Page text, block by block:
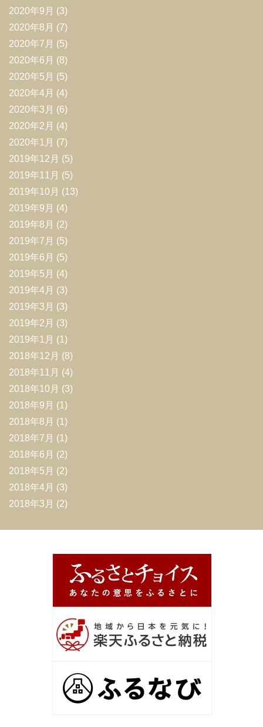
2020年9月 (3)
2020年8月 (7)
2020年7月 (5)
2020年6月 (8)
2020年5月 (5)
2020年4月 (4)
2020年3月 (6)
2020年2月 (4)
2020年1月 (7)
2019年12月 (5)
2019年11月 (5)
2019年10月 (13)
2019年9月 (4)
2019年8月 (2)
2019年7月 (5)
2019年6月 (5)
2019年5月 (4)
2019年4月 (3)
2019年3月 (3)
2019年2月 (3)
2019年1月 (1)
2018年12月 (8)
2018年11月 (4)
2018年10月 (3)
2018年9月 (1)
2018年8月 (1)
2018年7月 (1)
2018年6月 (2)
2018年5月 (2)
2018年4月 (3)
2018年3月 (2)